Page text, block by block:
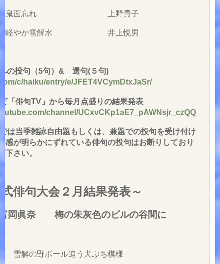
に赤鬼面忘れ 上野貴子
調べ軽やか雪解水 井上悦男
の投句（5句）& 選句(５句)
c/haiku/entry/e/JFET4VCymDtxJaSr/
「俳句TV」から毎月点盛りの結果発表
channel/UCxvCKp1aE7_pAWNsjr_czQQ
は当季雑詠自由題もしくは、兼題での投句を受け付け
感が明らかにずれている俳句の投句はお断りしており
下さい。
俳句大会２月結果発表～
奈 梅の朱灰色のビルの谷間に
解の野ボール追う犬ぶち模様